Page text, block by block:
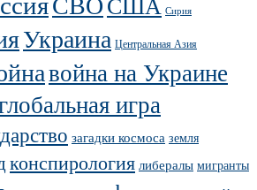
Сирия
Украина Центральная Азия
война на Украине
игра
загадки космоса земля
конспирология либералы мигранты